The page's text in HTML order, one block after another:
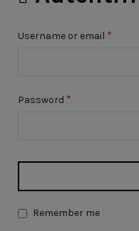
Username or email *
Password *
Remember me